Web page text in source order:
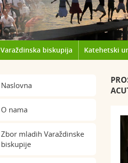
Varaždinska biskupija Katehetski
Naslovna
O nama
Zbor mladih Varaždinske
biskupije